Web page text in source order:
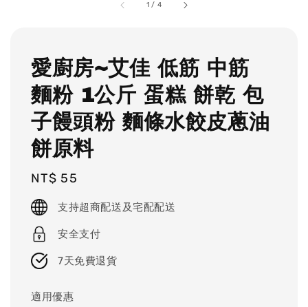
1 / 4
愛廚房~艾佳 低筋 中筋
麵粉 1公斤 蛋糕 餅乾 包
子饅頭粉 麵條水餃皮蔥油
餅原料
Regular
price
NT$ 55
支持超商配送及宅配配送
安全支付
7天免費退貨
適用優惠